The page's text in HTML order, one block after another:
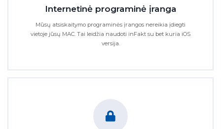
Internetinė programinė įranga
Mūsų atsiskaitymo programinės įrangos nereikia įdiegti
vietoje jūsų MAC. Tai leidžia naudoti inFakt su bet kuria iOS
versija.